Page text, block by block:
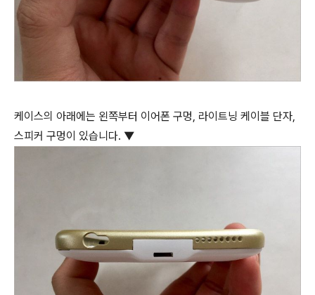
케이스의 아래에는 왼쪽부터 이어폰 구멍, 라이트닝 케이블 단자,
스피커 구멍이 있습니다. ▼